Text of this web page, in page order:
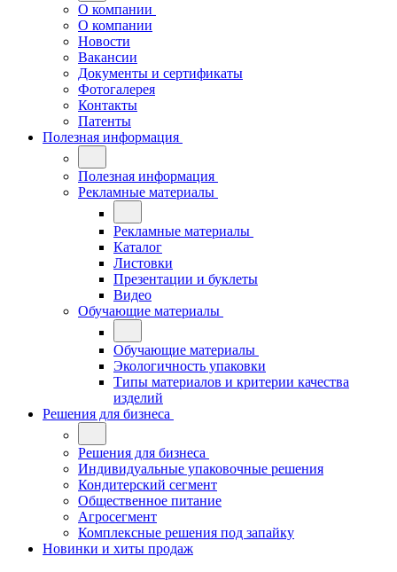
О компании
О компании
Новости
Вакансии
Документы и сертификаты
Фотогалерея
Контакты
Патенты
Полезная информация
Полезная информация
Рекламные материалы
Рекламные материалы
Каталог
Листовки
Презентации и буклеты
Видео
Обучающие материалы
Обучающие материалы
Экологичность упаковки
Типы материалов и критерии качества
изделий
Решения для бизнеса
Решения для бизнеса
Индивидуальные упаковочные решения
Кондитерский сегмент
Общественное питание
Агросегмент
Комплексные решения под запайку
Новинки и хиты продаж